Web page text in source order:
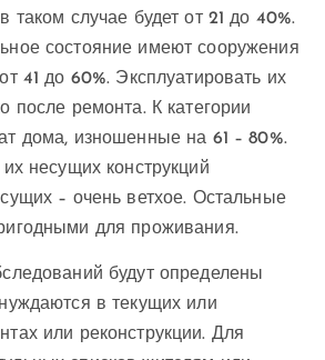
таком случае будет от 21 до 40%.
состояние имеют сооружения
41 до 60%. Эксплуатировать их
после ремонта. К категории
дома, изношенные на 61 – 80%.
их несущих конструкций
– очень ветхое. Остальные
для проживания.
будут определены
в текущих или
или реконструкции. Для